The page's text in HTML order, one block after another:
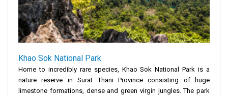
Khao Sok National Park
Home to incredibly rare species, Khao Sok National Park is a
nature reserve in Surat Thani Province consisting of huge
limestone formations, dense and green virgin jungles. The park